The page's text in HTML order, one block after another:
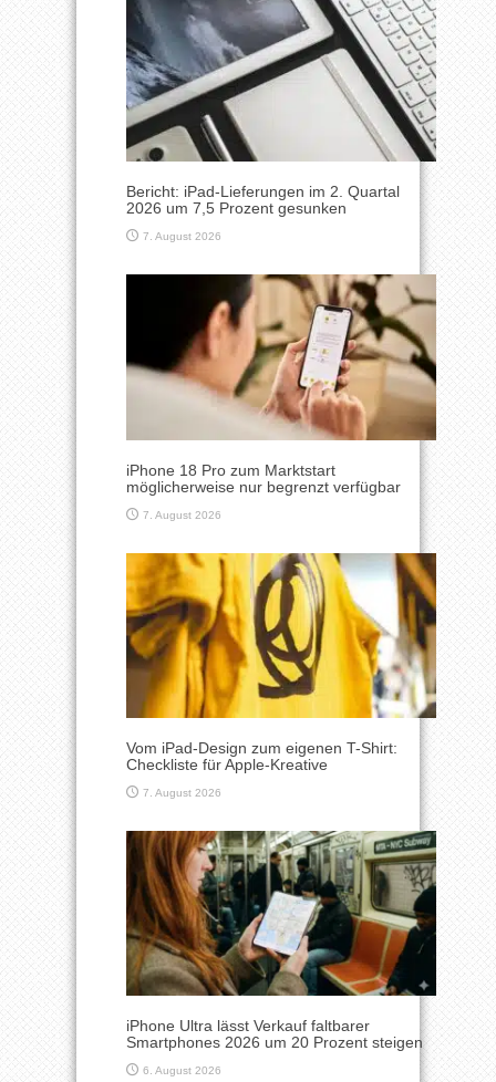
Bericht: iPad-Lieferungen im 2. Quartal
2026 um 7,5 Prozent gesunken
7. August 2026
iPhone 18 Pro zum Marktstart
möglicherweise nur begrenzt verfügbar
7. August 2026
Vom iPad-Design zum eigenen T-Shirt:
Checkliste für Apple-Kreative
7. August 2026
iPhone Ultra lässt Verkauf faltbarer
Smartphones 2026 um 20 Prozent steigen
6. August 2026